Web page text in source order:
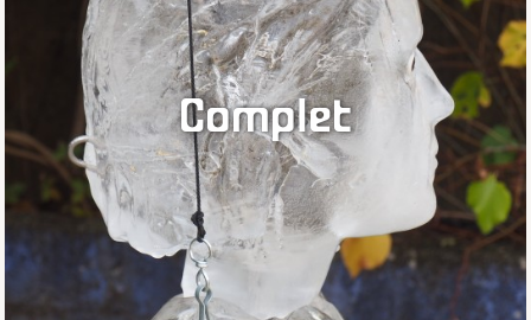
Complet